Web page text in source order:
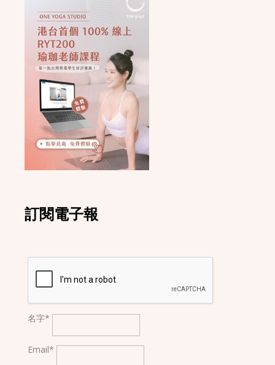
訂閱電子報
名字*
Email*